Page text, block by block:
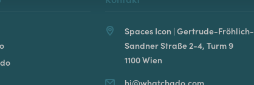
Spaces Icon | Gertrude-Fröhlich-
Sandner Straße 2-4, Turm 9
1100 Wien
hi@whatchado.com